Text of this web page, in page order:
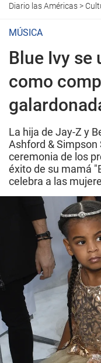
Diario las Américas>
MÚSICA
Blue Ivy se
como
La hija de Jay-Z y
Ashford &
ceremonia de los
éxito de su mamá
celebra a las